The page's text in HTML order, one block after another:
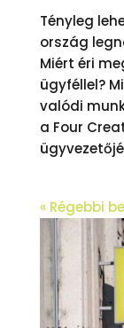
Tényleg
ország
Miért éri
ügyféllel?
valódi
a Four
« Régebbi